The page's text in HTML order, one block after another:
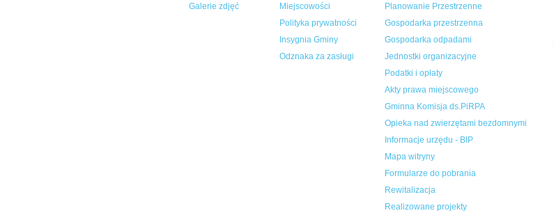
Galerie zdjęć
Miejscowości
Polityka prywatności
Insygnia Gminy
Odznaka za zasługi
Planowanie Przestrzenne
Gospodarka przestrzenna
Gospodarka odpadami
Jednostki organizacyjne
Podatki i opłaty
Akty prawa miejscowego
Gminna Komisja ds.PiRPA
Opieka nad zwierzętami bezdomnymi
Informacje urzędu - BIP
Mapa witryny
Formularze do pobrania
Rewitalizacja
Realizowane projekty